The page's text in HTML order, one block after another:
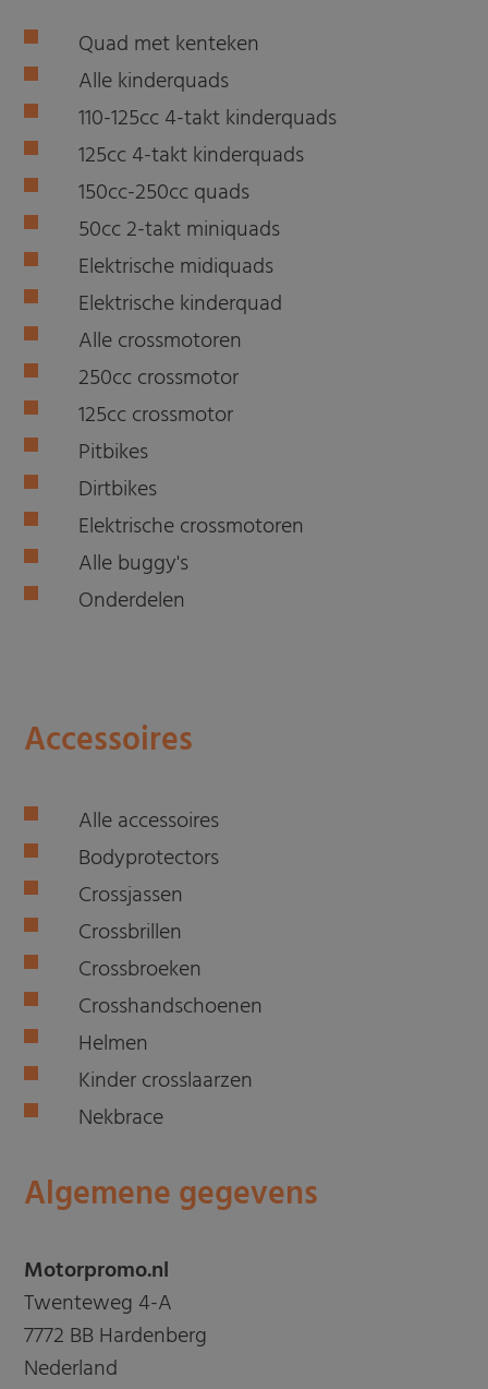
Quad met kenteken
Alle kinderquads
110-125cc 4-takt kinderquads
125cc 4-takt kinderquads
150cc-250cc quads
50cc 2-takt miniquads
Elektrische midiquads
Elektrische kinderquad
Alle crossmotoren
250cc crossmotor
125cc crossmotor
Pitbikes
Dirtbikes
Elektrische crossmotoren
Alle buggy's
Onderdelen
Accessoires
Alle accessoires
Bodyprotectors
Crossjassen
Crossbrillen
Crossbroeken
Crosshandschoenen
Helmen
Kinder crosslaarzen
Nekbrace
Algemene gegevens
Motorpromo.nl
Twenteweg 4-A
7772 BB Hardenberg
Nederland